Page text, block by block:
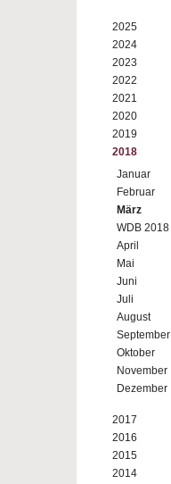
2025
2024
2023
2022
2021
2020
2019
2018
Januar
Februar
März
WDB 2018
April
Mai
Juni
Juli
August
September
Oktober
November
Dezember
2017
2016
2015
2014